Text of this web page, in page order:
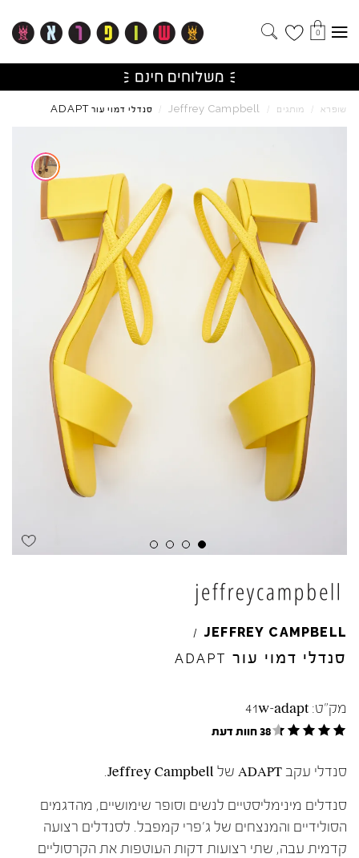
0
שופרא / מותגים /
Jeffrey Campbell
/ סנדלי דמוי עורADAPT
Skip to product reviews
JEFFREY CAMPBELL
/
סנדלי דמוי עור ADAPT
מק"ט: 41w-adapt
38 חוות דעת
סנדלי עקב ADAPT של Jeffrey Campbell.
סנדלים מינימליסטיים לנשים וסופר שימושיים, מהדגמים
הסולידיים והמנצחים של ג'פרי קמפבל. לסנדלים רצועה
קדמית עבה, שתי רצועות דקות העוטפות את הקרסוליים